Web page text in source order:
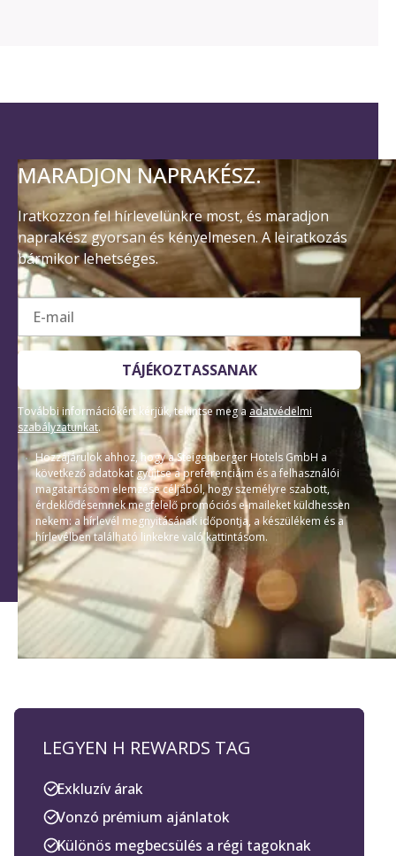
MARADJON NAPRAKÉSZ.
Iratkozzon fel hírlevelünkre most, és maradjon
naprakész gyorsan és kényelmesen. A leiratkozás
bármikor lehetséges.
E-mail
TÁJÉKOZTASSANAK
További információkért kérjük, tekintse meg a adatvédelmi
szabályzatunkat.
Hozzájárulok ahhoz, hogy a Steigenberger Hotels GmbH a
következő adatokat gyűjtse a preferenciáim és a felhasználói
magatartásom elemzése céljából, hogy személyre szabott,
érdeklődésemnek megfelelő promóciós e-maileket küldhessen
nekem: a hírlevél megnyitásának időpontja, a készülékem és a
hírlevélben található linkekre való kattintásom.
LEGYEN H REWARDS TAG
Exkluzív árak
Vonzó prémium ajánlatok
Különös megbecsülés a régi tagoknak